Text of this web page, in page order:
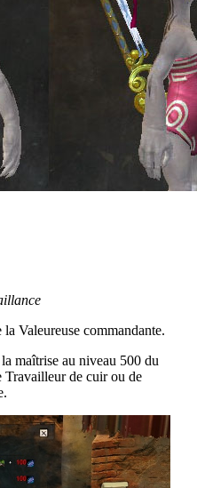
Valeureuse commandante.
maîtrise au niveau 500 du
Travailleur de cuir ou de